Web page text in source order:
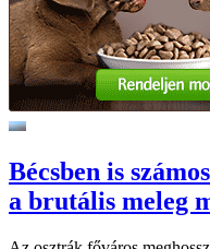
Bécsben is
a brutális meleg